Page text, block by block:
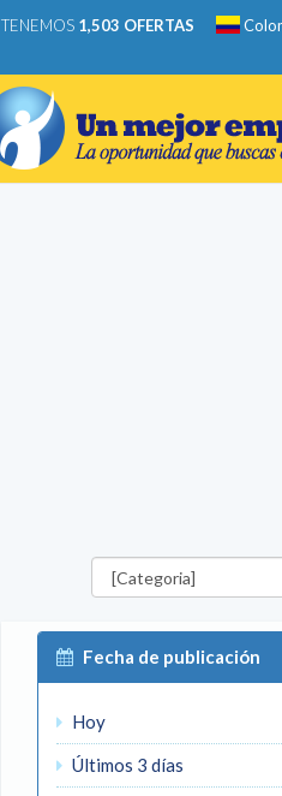
TENEMOS 1,503 OFERTAS
Categorías
Fecha de publicación
Hoy
Últimos 3 días